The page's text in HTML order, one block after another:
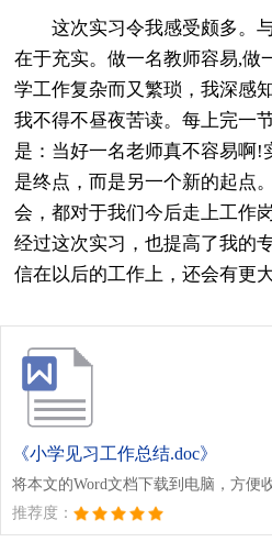
这次实习令我感受颇多。
在于充实。做一名教师容易,做
学工作复杂而又繁琐，我深感
我不得不昼夜苦读。每上完一
是：当好一名老师真不容易啊!
是终点，而是另一个新的起点
会，都对于我们今后走上工作
经过这次实习，也提高了我的
信在以后的工作上，还会有更
《小学见习工作总结.doc》
将本文的Word文档下载到电脑，方便
推荐度：